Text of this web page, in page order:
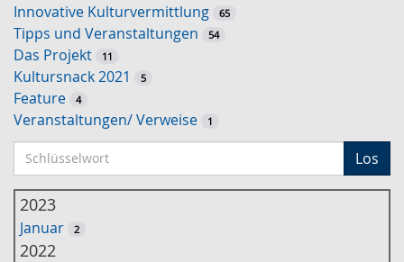
Innovative Kulturvermittlung 65
Tipps und Veranstaltungen 54
Das Projekt 11
Kultursnack 2021 5
Feature 4
Veranstaltungen/ Verweise 1
c
h
ü
Los
2023
Januar 2
2022